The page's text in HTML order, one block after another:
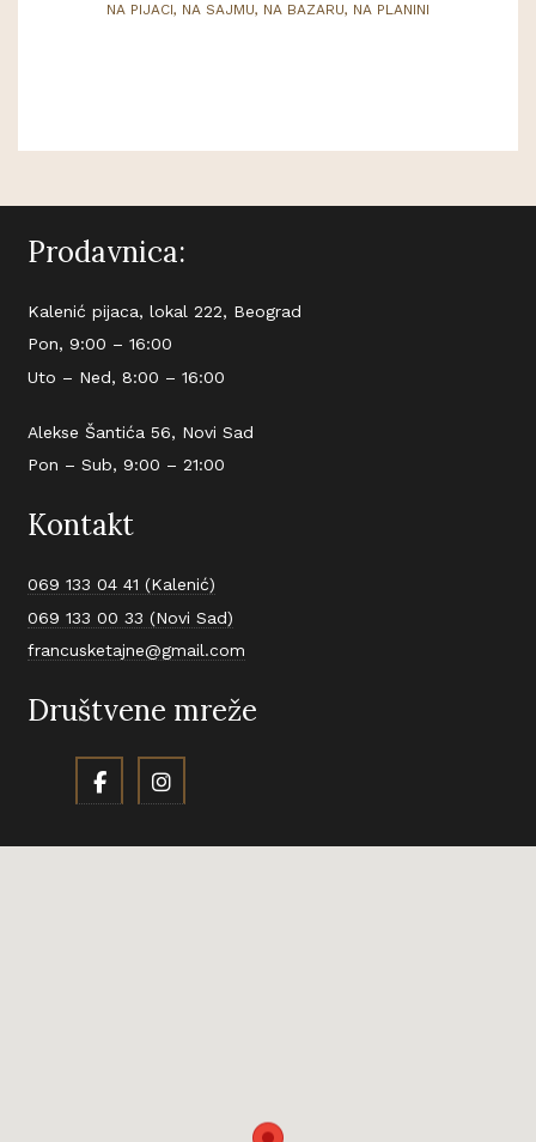
NA PIJACI, NA SAJMU, NA BAZARU, NA PLANINI
Prodavnica:
Kalenić pijaca, lokal 222, Beograd
Pon, 9:00 – 16:00
Uto – Ned, 8:00 – 16:00
Alekse Šantića 56, Novi Sad
Pon – Sub, 9:00 – 21:00
Kontakt
069 133 04 41 (Kalenić)
069 133 00 33 (Novi Sad)
francusketajne@gmail.com
Društvene mreže